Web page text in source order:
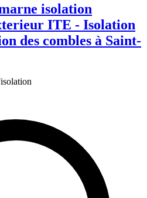
isolation
ITE - Isolation
des combles à Saint-